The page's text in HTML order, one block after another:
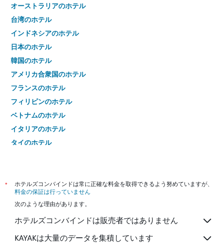
オーストラリアのホテル
台湾のホテル
インドネシアのホテル
日本のホテル
韓国のホテル
アメリカ合衆国のホテル
フランスのホテル
フィリピンのホテル
ベトナムのホテル
イタリアのホテル
タイのホテル
*
ホテルズコンバインドは常に正確な料金を取得できるよう努めていますが、
料金の保証は行っていません
次のような理由があります。
ホテルズコンバインドは販売者ではありません
KAYAKは大量のデータを集積しています